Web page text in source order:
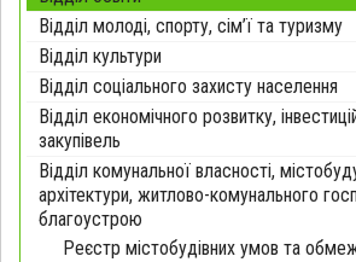
Відділ молоді, спорту, сім’ї та туризму
Відділ культури
Відділ соціального захисту населення
Відділ економічного розвитку,
закупівель
Відділ комунальної власності,
архітектури, житлово-комунального
благоустрою
Реєстр містобудівних умов та